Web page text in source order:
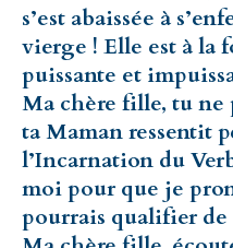
s’est abaissée à
vierge ! Elle est à la
puissante et
Ma chère fille, tu ne
ta Maman ressentit
l’Incarnation du
moi pour que je
pourrais qualifier de